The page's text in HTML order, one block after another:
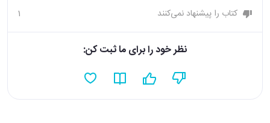
کتاب را پیشنهاد نمی‌کنند 1
نظر خود را برای ما ثبت کن: